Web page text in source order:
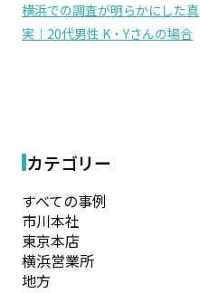
横浜での調査が明らかにした真
実｜20代男性 K・Yさんの場合
カテゴリー
すべての事例
市川本社
東京本店
横浜営業所
地方